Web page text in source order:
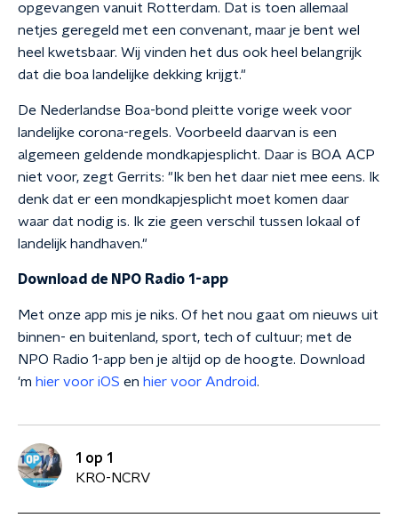
opgevangen vanuit Rotterdam. Dat is toen allemaal
netjes geregeld met een convenant, maar je bent wel
heel kwetsbaar. Wij vinden het dus ook heel belangrijk
dat die boa landelijke dekking krijgt."
De Nederlandse Boa-bond pleitte vorige week voor
landelijke corona-regels. Voorbeeld daarvan is een
algemeen geldende mondkapjesplicht. Daar is BOA ACP
niet voor, zegt Gerrits: "Ik ben het daar niet mee eens. Ik
denk dat er een mondkapjesplicht moet komen daar
waar dat nodig is. Ik zie geen verschil tussen lokaal of
landelijk handhaven."
Download de NPO Radio 1-app
Met onze app mis je niks. Of het nou gaat om nieuws uit
binnen- en buitenland, sport, tech of cultuur; met de
NPO Radio 1-app ben je altijd op de hoogte. Download
'm hier voor iOS en hier voor Android.
1 op 1
KRO-NCRV